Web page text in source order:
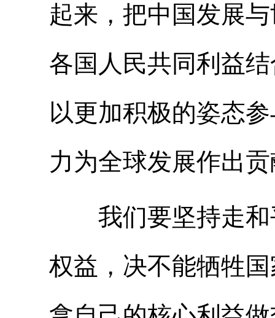
起来，把中国发展
各国人民共同利益
以更加积极的姿态
力为全球发展作出
我们要坚持走和
权益，决不能牺牲